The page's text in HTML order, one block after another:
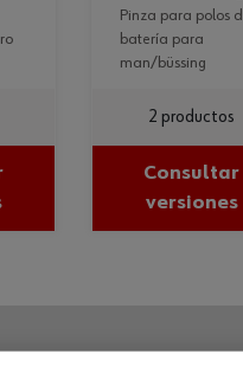
pinza para polos de
batería para
man/büssing
2 productos
Consultar
versiones